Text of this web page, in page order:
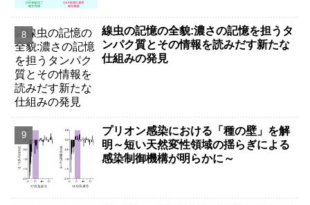
線虫の記憶の全貌:濃さの記憶を担うタ
ンパク質とその情報を読みだす新たな
仕組みの発見
プリオン感染における「種の壁」を解
明～短い天然変性領域の揺らぎによる
感染制御機構が明らかに～